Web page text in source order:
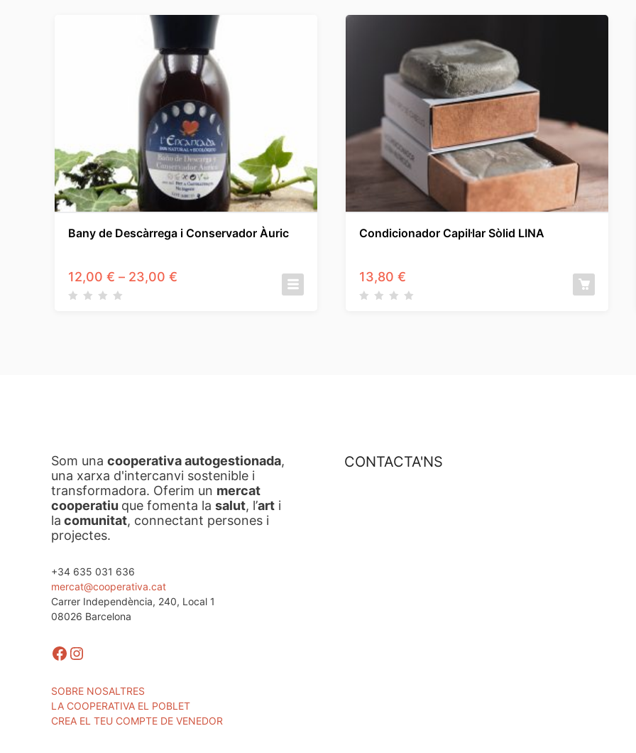
21,00 €
Bany de Descàrrega i Conservador Àuric
12,00 € – 23,00 €
Condicionador Capil·lar Sòlid LINA
13,80 €
Som una cooperativa autogestionada,
una xarxa d'intercanvi sostenible i
transformadora. Oferim un mercat
cooperatiu que fomenta la salut, l’art i
la comunitat, connectant persones i
projectes.
+34 635 031 636
mercat@cooperativa.cat
Carrer Independència, 240, Local 1
08026 Barcelona
Facebook
Instagram
SOBRE NOSALTRES
LA COOPERATIVA EL POBLET
CREA EL TEU COMPTE DE VENEDOR
CONTACTA'NS